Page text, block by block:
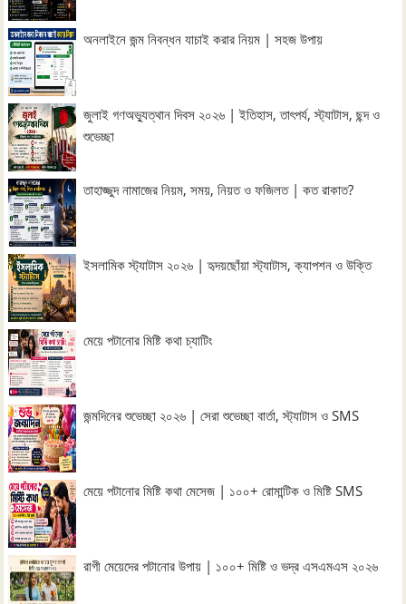
অনলাইনে জন্ম নিবন্ধন যাচাই করার নিয়ম | সহজ উপায়
জুলাই গণঅভ্যুত্থান দিবস ২০২৬ | ইতিহাস, তাৎপর্য, স্ট্যাটাস, ছন্দ ও
শুভেচ্ছা
তাহাজ্জুদ নামাজের নিয়ম, সময়, নিয়ত ও ফজিলত | কত রাকাত?
ইসলামিক স্ট্যাটাস ২০২৬ | হৃদয়ছোঁয়া স্ট্যাটাস, ক্যাপশন ও উক্তি
মেয়ে পটানোর মিষ্টি কথা চ্যাটিং
জন্মদিনের শুভেচ্ছা ২০২৬ | সেরা শুভেচ্ছা বার্তা, স্ট্যাটাস ও SMS
মেয়ে পটানোর মিষ্টি কথা মেসেজ | ১০০+ রোমান্টিক ও মিষ্টি SMS
রাগী মেয়েদের পটানোর উপায় | ১০০+ মিষ্টি ও ভদ্র এসএমএস ২০২৬